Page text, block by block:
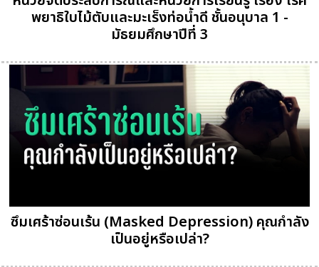
พยาธิใบไม้ตับและมะเร็งท่อน้ำดี ชั้นอนุบาล 1 -
มัธยมศึกษาปีที่ 3
ซึมเศร้าซ่อนเร้น (Masked Depression) คุณกำลัง
เป็นอยู่หรือเปล่า?